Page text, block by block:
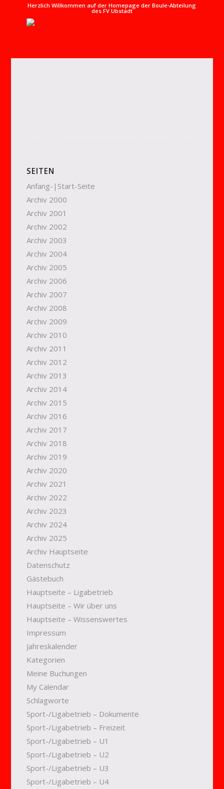
Herzlich Willkommen auf der Homepage der Boule-Abteilung
des FV Ubstadt
SEITEN
Anfang-|Start-Seite
Archiv 2000
Archiv 2001
Archiv 2002
Archiv 2003
Archiv 2004
Archiv 2005
Archiv 2006
Archiv 2007
Archiv 2008
Archiv 2009
Archiv 2010
Archiv 2011
Archiv 2012
Archiv 2013
Archiv 2014
Archiv 2015
Archiv 2016
Archiv 2017
Archiv 2018
Archiv 2019
Archiv 2020
Archiv 2021
Archiv 2022
Archiv 2023
Archiv 2024
Archiv 2025
Archiv Hauptseite
Datenschutz
Gästebuch
Hauptseite – Ligabetrieb
Hauptseite – Wir über uns
Hauptseite – Wissenswertes
Impressum
Jahreskalender
Kategorien
Meine Buchungen
My Calendar
Schlagworte
Sport-/Ligabetrieb – Dokumente
Sport-/Ligabetrieb – Freizeit
Sport-/Ligabetrieb – U1
Sport-/Ligabetrieb – U2
Sport-/Ligabetrieb – U3
Sport-/Ligabetrieb – U4